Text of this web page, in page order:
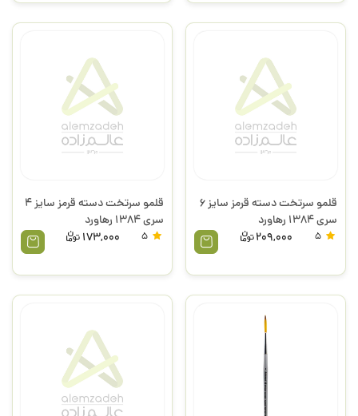
قلمو سرتخت دسته قرمز سایز 6
سری 1384 رهاورد
209,000
قلمو سرتخت دسته قرمز سایز 4
سری 1384 رهاورد
173,000